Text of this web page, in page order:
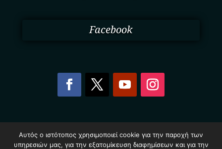
Facebook
Επιχειρήσεων Ελλάδας – Greekonline.gr. All Rights
Reserved.
Αυτός ο ιστότοπος χρησιμοποιεί cookie για την παροχή των
υπηρεσιών μας, για την εξατομίκευση διαφημίσεων και για την